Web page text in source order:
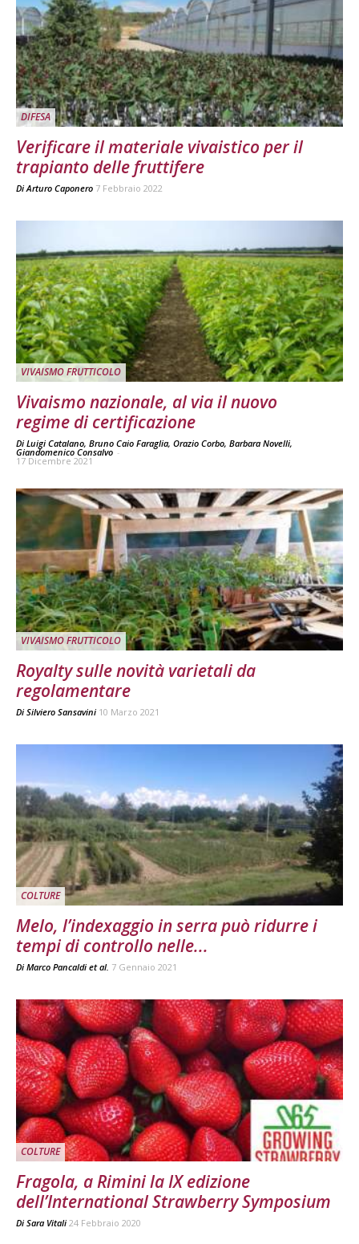
DIFESA
Verificare il materiale vivaistico per il
trapianto delle fruttifere
Di Arturo Caponero 7 Febbraio 2022
VIVAISMO FRUTTICOLO
Vivaismo nazionale, al via il nuovo
regime di certificazione
Di Luigi Catalano, Bruno Caio Faraglia, Orazio Corbo, Barbara Novelli,
Giandomenico Consalvo -
17 Dicembre 2021
VIVAISMO FRUTTICOLO
Royalty sulle novità varietali da
regolamentare
Di Silviero Sansavini 10 Marzo 2021
COLTURE
Melo, l’indexaggio in serra può ridurre i
tempi di controllo nelle...
Di Marco Pancaldi et al. 7 Gennaio 2021
COLTURE
Fragola, a Rimini la IX edizione
dell’International Strawberry Symposium
Di Sara Vitali 24 Febbraio 2020